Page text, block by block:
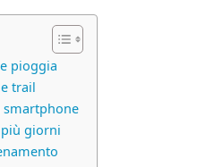
pioggia
trail
smartphone
giorni